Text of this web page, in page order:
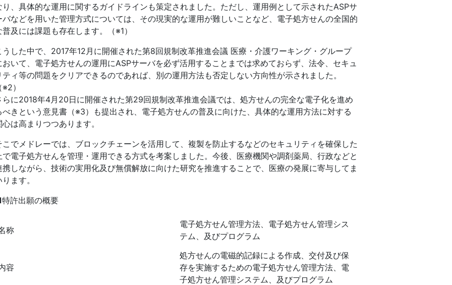
り、具体的な運用に関するガイドラインも策定されました。ただし、運用例として示されたASPサ
バなどを用いた管理方式については、その現実的な運用が難しいことなど、電子処方せんの全国的
普及には課題も存在します。（※1）
うした中で、2017年12月に開催された第8回規制改革推進会議 医療・介護ワーキング・グループ
おいて、電子処方せんの運用にASPサーバを必ず活用することまでは求めておらず、法令、セキュ
ティ等の問題をクリアできるのであれば、別の運用方法も否定しない方向性が示されました。
）
らに2018年4月20日に開催された第29回規制改革推進会議では、処方せんの完全な電子化を進め
べきという意見書（※3）も提出され、電子処方せんの普及に向けた、具体的な運用方法に対する
心は高まりつつあります。
こでメドレーでは、ブロックチェーンを活用して、複製を防止するなどのセキュリティを確保した
で電子処方せんを管理・運用できる方式を考案しました。今後、医療機関や調剤薬局、行政などと
携しながら、技術の実用化及び無償解放に向けた研究を推進することで、医療の発展に寄与してま
ます。
許出願の概要
称
電子処方せん管理方法、電子処方せん管理シス
テム、及びプログラム
容
処方せんの電磁的記録による作成、交付及び保
存を実施するための電子処方せん管理方法、電
子処方せん管理システム、及びプログラム